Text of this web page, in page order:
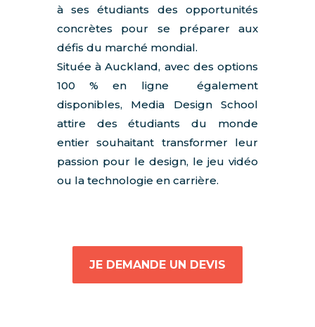
à ses étudiants des opportunités
concrètes pour se préparer aux
défis du marché mondial.
Située à Auckland, avec des options
100 % en ligne également
disponibles, Media Design School
attire des étudiants du monde
entier souhaitant transformer leur
passion pour le design, le jeu vidéo
ou la technologie en carrière.
JE DEMANDE UN DEVIS